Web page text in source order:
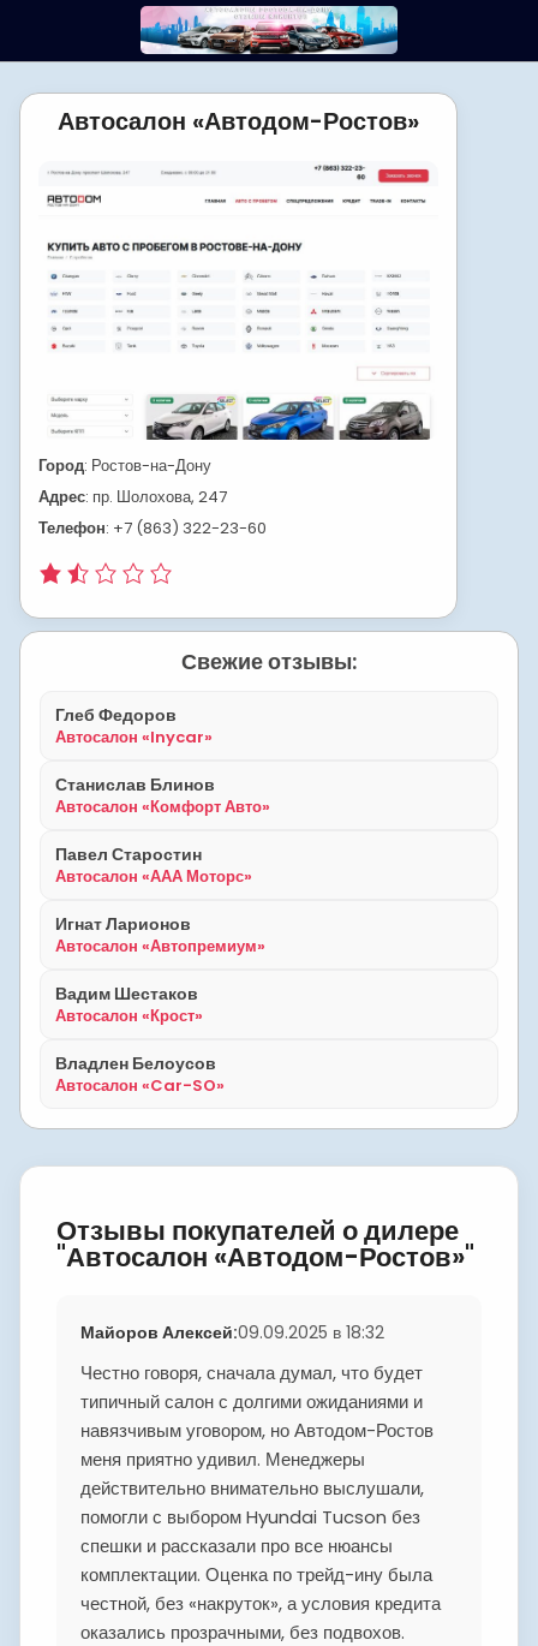
content
Автосалон «Автодом-Ростов»
Город: Ростов-на-Дону
Адрес: пр. Шолохова, 247
Телефон: +7 (863) 322-23-60
Свежие отзывы:
Глеб Федоров
Автосалон «Inycar»
Станислав Блинов
Автосалон «Комфорт Авто»
Павел Старостин
Автосалон «ААА Моторс»
Игнат Ларионов
Автосалон «Автопремиум»
Вадим Шестаков
Автосалон «Крост»
Владлен Белоусов
Автосалон «Car-SO»
Отзывы покупателей о дилере
"Автосалон «Автодом-Ростов»"
Майоров Алексей:09.09.2025 в 18:32
Честно говоря, сначала думал, что будет
типичный салон с долгими ожиданиями и
навязчивым уговором, но Автодом-Ростов
меня приятно удивил. Менеджеры
действительно внимательно выслушали,
помогли с выбором Hyundai Tucson без
спешки и рассказали про все нюансы
комплектации. Оценка по трейд-ину была
честной, без «накруток», а условия кредита
оказались прозрачными, без подвохов.